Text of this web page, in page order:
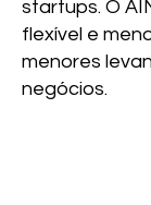
startups. O
flexível e
menores
negócios.